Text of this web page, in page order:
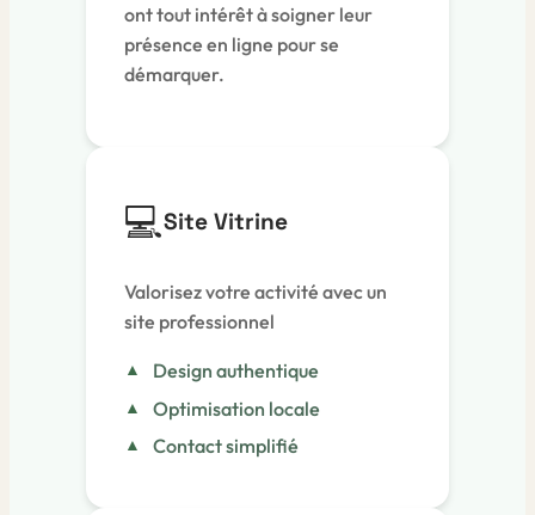
ont tout intérêt à soigner leur
présence en ligne pour se
démarquer.
💻Site Vitrine
Valorisez votre activité avec un
site professionnel
Design authentique
Optimisation locale
Contact simplifié